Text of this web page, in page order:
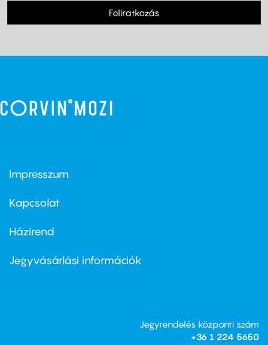
Feliratkozás
Footer
first
Impresszum
Kapcsolat
Footer
second
Házirend
Jegyvásárlási információk
Jegyrendelés központi szám
+36 1 224 5650